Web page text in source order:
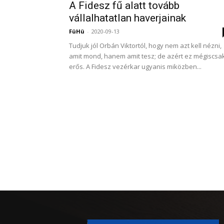
A Fidesz fű alatt tovább
vállalhatatlan haverjainak
FüHü - 2020-09-13
Tudjuk jól Orbán Viktortól, hogy nem azt kell nézni,
amit mond, hanem amit tesz; de azért ez
erős. A Fidesz vezérkar ugyanis miközben...